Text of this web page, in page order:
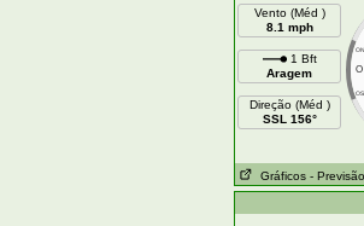
Vento (Méd )
8.1 mph
1 Bft
Aragem
Direção (Méd )
SSL 156°
O
Gráficos - Previsão